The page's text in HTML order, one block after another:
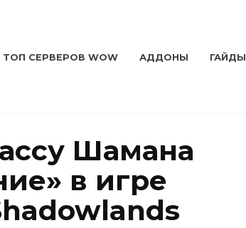
ТОП СЕРВЕРОВ WOW АДДОНЫ ГАЙДЫ
Шамана
в игре